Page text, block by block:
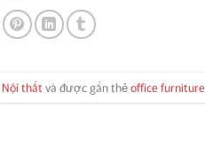
Nội thất và được gắn thẻoffice furniture